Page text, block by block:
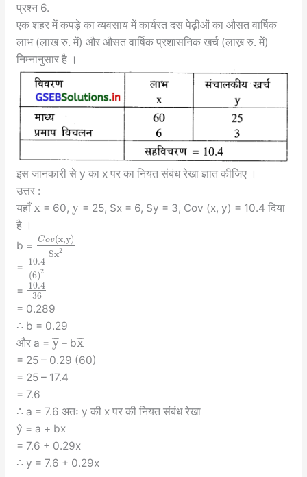
प्रश्न 6.
एक शहर में कपड़े का व्यवसाय में कार्यरत दस पेढ़ीओं का औसत वार्षिक
लाभ (लाख रु. में) और औसत वार्षिक प्रशासनिक खर्च (लाख्न रु. में)
निम्नानुसार है ।
इस जानकारी से y का x पर का नियत संबंध रेखा ज्ञात कीजिए ।
उत्तर :
यहाँx
¯¯
¯ = 60,y
¯¯
¯ = 25, Sx = 6, Sy = 3, Cov (x, y) = 10.4 दिया
है ।
b =
Cov(x,y)
Sx2
= 10.4
(6)2
= 10.4
36
= 0.289
∴ b = 0.29
और a = y
¯¯
¯ – bx
¯¯
¯
= 25 – 0.29 (60)
= 25 – 17.4
= 7.6
∴ a = 7.6 अतः y की x पर की नियत संबंध रेखा
ŷ = a + bx
= 7.6 + 0.29x
∴ y = 7.6 + 0.29x